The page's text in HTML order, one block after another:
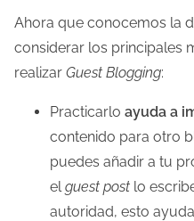
Ahora que conocemos la
considerar los principales
realizar Guest Blogging:
Practicarlo ayuda a
contenido para otro
puedes añadir a tu
el guest post lo
autoridad, esto